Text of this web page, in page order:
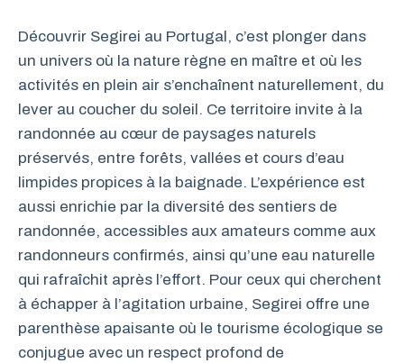
Découvrir Segirei au Portugal, c’est plonger dans
un univers où la nature règne en maître et où les
activités en plein air s’enchaînent naturellement, du
lever au coucher du soleil. Ce territoire invite à la
randonnée au cœur de paysages naturels
préservés, entre forêts, vallées et cours d’eau
limpides propices à la baignade. L’expérience est
aussi enrichie par la diversité des sentiers de
randonnée, accessibles aux amateurs comme aux
randonneurs confirmés, ainsi qu’une eau naturelle
qui rafraîchit après l’effort. Pour ceux qui cherchent
à échapper à l’agitation urbaine, Segirei offre une
parenthèse apaisante où le tourisme écologique se
conjugue avec un respect profond de